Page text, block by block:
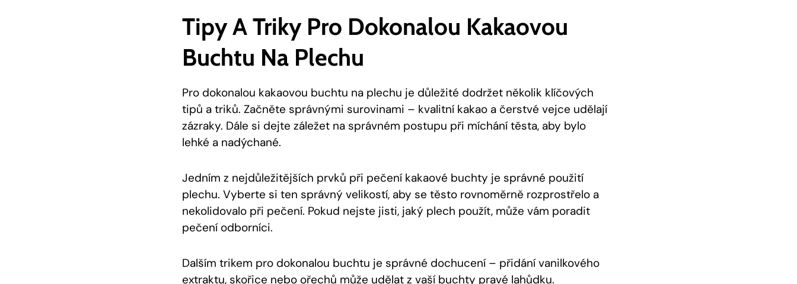
Tipy A Triky ​pro Dokonalou Kakaovou
Buchtu Na⁢ Plechu
Pro dokonalou kakaovou⁤ buchtu na plechu je důležité dodržet několik klíčových
tipů a triků. Začněte správnými surovinami – kvalitní kakao a čerstvé vejce udělají
zázraky. Dále si dejte záležet na správném postupu při míchání​ těsta, aby bylo
lehké a nadýchané.
Jedním z nejdůležitějších prvků při pečení kakaové buchty⁢ je správné použití
plechu. Vyberte si ten správný velikostí, aby se těsto rovnoměrně rozprostřelo a
‍nekolidovalo při ⁣pečení. Pokud nejste jisti, jaký plech použít, může vám‌ poradit
pečení odborníci.
Dalším trikem pro dokonalou buchtu je správné dochucení – přidání vanilkového
extraktu, skořice ⁤nebo ořechů může udělat z vaší buchty ⁢pravé ⁢lahůdku.